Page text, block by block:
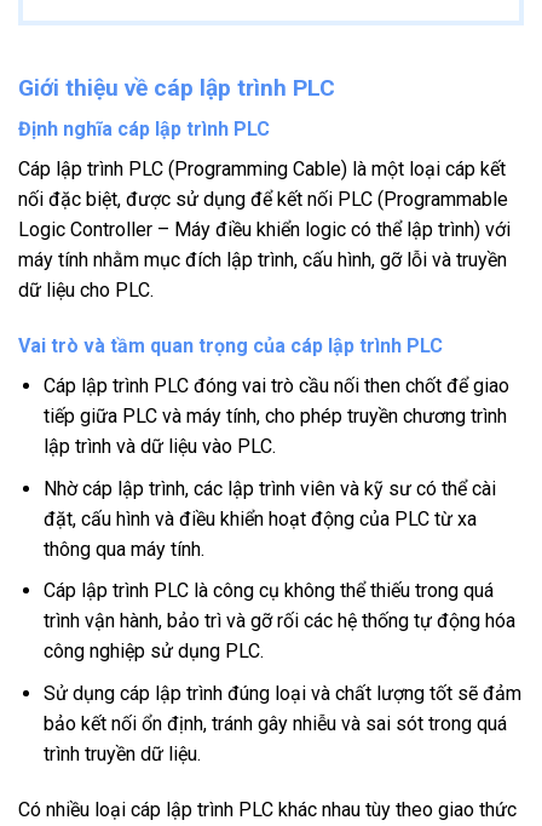
Giới thiệu về cáp lập trình PLC
Định nghĩa cáp lập trình PLC
Cáp lập trình PLC (Programming Cable) là một loại cáp kết
nối đặc biệt, được sử dụng để kết nối PLC (Programmable
Logic Controller – Máy điều khiển logic có thể lập trình) với
máy tính nhằm mục đích lập trình, cấu hình, gỡ lỗi và truyền
dữ liệu cho PLC.
Vai trò và tầm quan trọng của cáp lập trình PLC
Cáp lập trình PLC đóng vai trò cầu nối then chốt để giao
tiếp giữa PLC và máy tính, cho phép truyền chương trình
lập trình và dữ liệu vào PLC.
Nhờ cáp lập trình, các lập trình viên và kỹ sư có thể cài
đặt, cấu hình và điều khiển hoạt động của PLC từ xa
thông qua máy tính.
Cáp lập trình PLC là công cụ không thể thiếu trong quá
trình vận hành, bảo trì và gỡ rối các hệ thống tự động hóa
công nghiệp sử dụng PLC.
Sử dụng cáp lập trình đúng loại và chất lượng tốt sẽ đảm
bảo kết nối ổn định, tránh gây nhiễu và sai sót trong quá
trình truyền dữ liệu.
Có nhiều loại cáp lập trình PLC khác nhau tùy theo giao thức